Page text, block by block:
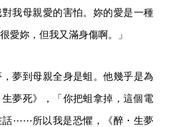
我母親愛的害怕。妳的愛是一種
愛妳，但我又滿身傷啊。」
夢到母親全身是蛆。他幾乎是為
夢死》，「你把蛆拿掉，這個電
話⋯⋯所以我是恐懼，《醉・生夢